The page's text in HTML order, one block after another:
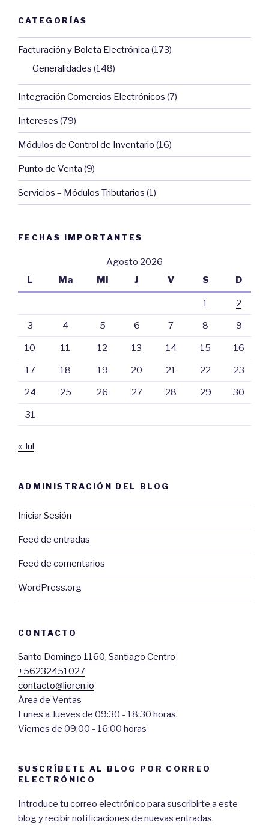
CATEGORÍAS
Facturación y Boleta Electrónica (173)
Generalidades (148)
Integración Comercios Electrónicos (7)
Intereses (79)
Módulos de Control de Inventario (16)
Punto de Venta (9)
Servicios – Módulos Tributarios (1)
FECHAS IMPORTANTES
Agosto 2026
L
Ma Mi J V S D
1 2
3 4 5 6 7 8 9
10 11 12 13 14 15 16
17 18 19 20 21 22 23
24 25 26 27 28 29 30
31
« Jul
ADMINISTRACIÓN DEL BLOG
Iniciar Sesión
Feed de entradas
Feed de comentarios
WordPress.org
CONTACTO
Santo Domingo 1160, Santiago Centro
+56232451027
contacto@lioren.io
Área de Ventas
Lunes a Jueves de 09:30 - 18:30 horas.
Viernes de 09:00 - 16:00 horas
SUSCRÍBETE AL BLOG POR CORREO
ELECTRÓNICO
Introduce tu correo electrónico para suscribirte a este
blog y recibir notificaciones de nuevas entradas.